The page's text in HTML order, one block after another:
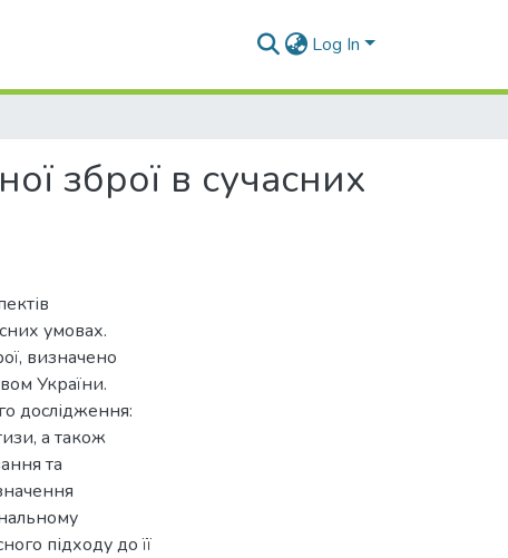
Log In
зброї в сучасних
умовах.
визначено
України.
дослідження:
а також
та
підходу до її